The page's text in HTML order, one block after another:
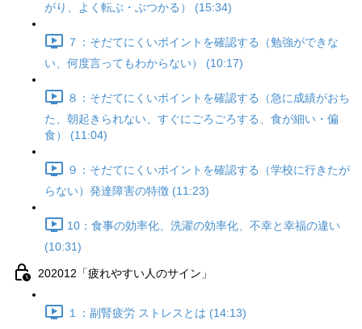
がり、よく転ぶ・ぶつかる） (15:34)
７：そだてにくいポイントを確認する（勉強ができな
い、何度言ってもわからない） (10:17)
８：そだてにくいポイントを確認する（急に成績がおち
た、朝起きられない、すぐにごろごろする、食が細い・偏
食） (11:04)
９：そだてにくいポイントを確認する（学校に行きたが
らない）発達障害の特徴 (11:23)
10：食事の効率化、洗濯の効率化、不幸と幸福の違い
(10:31)
202012「疲れやすい人のサイン」
１：副腎疲労 ストレスとは (14:13)